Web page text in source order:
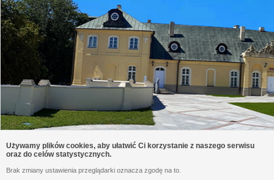
Używamy plików cookies, aby ułatwić Ci korzystanie z naszego serwisu
oraz do celów statystycznych.
Brak zmiany ustawienia przeglądarki oznacza zgodę na to.